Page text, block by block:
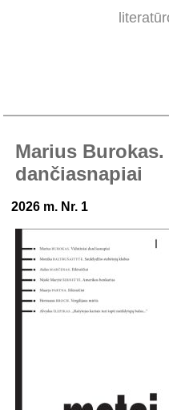
Marius
dančiasnapiai
2026 m. Nr. 1